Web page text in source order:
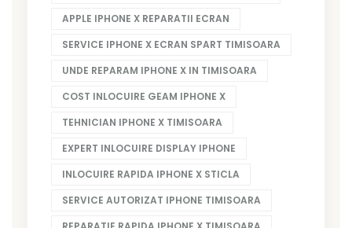
APPLE IPHONE X REPARATII ECRAN
SERVICE IPHONE X ECRAN SPART TIMISOARA
UNDE REPARAM IPHONE X IN TIMISOARA
COST INLOCUIRE GEAM IPHONE X
TEHNICIAN IPHONE X TIMISOARA
EXPERT INLOCUIRE DISPLAY IPHONE
INLOCUIRE RAPIDA IPHONE X STICLA
SERVICE AUTORIZAT IPHONE TIMISOARA